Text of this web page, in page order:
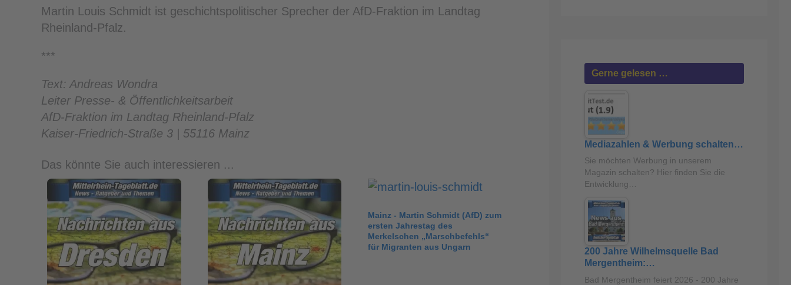
Martin Louis Schmidt ist geschichtspolitischer Sprecher der AfD-Fraktion im Landtag
Rheinland-Pfalz.
***
Text: Andreas Wondra
Leiter Presse- & Öffentlichkeitsarbeit
AfD-Fraktion im Landtag Rheinland-Pfalz
Kaiser-Friedrich-Straße 3 | 55116 Mainz
Das könnte Sie auch interessieren ...
Mainz - Martin Schmidt (AfD) zum
ersten Jahrestag des
Merkelschen „Marschbefehls“
für Migranten aus Ungarn
Gerne gelesen …
Mediazahlen & Werbung schalten…
Sie möchten Werbung in unserem
Magazin schalten? Hier finden Sie die
Entwicklung…
200 Jahre Wilhelmsquelle Bad
Mergentheim:…
Bad Mergentheim feiert 2026 - 200 Jahre